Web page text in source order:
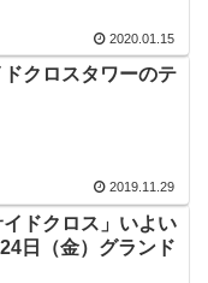
2020.01.15
クロスタワーのテ
2019.11.29
イドクロス」いよい
日（金）グランド